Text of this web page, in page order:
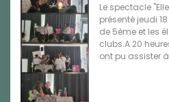
Le spectacle
présenté jeudi
de 5ème et les
clubs.A 20
ont pu assister